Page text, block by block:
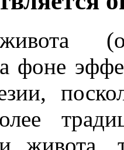
фоне